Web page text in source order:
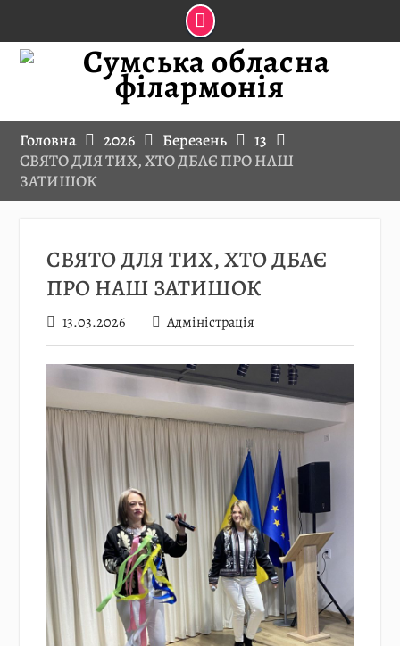
Skip
Головна 2026 Березень
13
СВЯТО ДЛЯ ТИХ, ХТО ДБАЄ ПРО НАШ
ЗАТИШОК
СВЯТО ДЛЯ ТИХ, ХТО ДБАЄ
ПРО НАШ ЗАТИШОК
13.03.2026 Адміністрація